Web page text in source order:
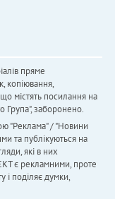
пряме
копіювання,
містять посилання на
Група", заборонено.
"Реклама" / "Новини
та публікуються на
які в них
є рекламними, проте
і поділяє думки,